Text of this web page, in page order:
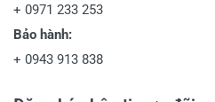
+ 0971 233 253
Bảo hành:
+ 0943 913 838